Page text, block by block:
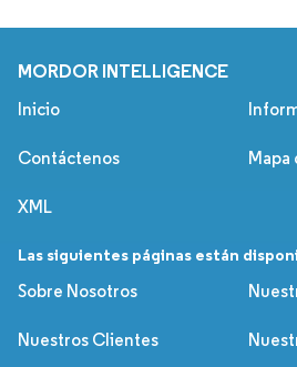
MORDOR INTELLIGENCE
Inicio
Contáctenos Mapa
XML
Las siguientes páginas están
Sobre Nosotros
Nuestros Clientes